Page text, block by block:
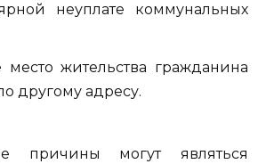
неуплате коммунальных
место жительства гражданина
другому адресу.
причины могут являться